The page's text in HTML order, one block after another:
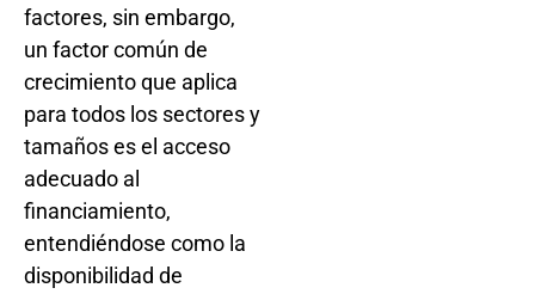
factores, sin embargo,
un factor común de
crecimiento que aplica
para todos los sectores y
tamaños es el acceso
adecuado al
financiamiento,
entendiéndose como la
disponibilidad de